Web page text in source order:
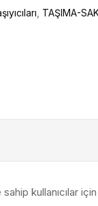
TAŞIMA-
kullanıcılar için